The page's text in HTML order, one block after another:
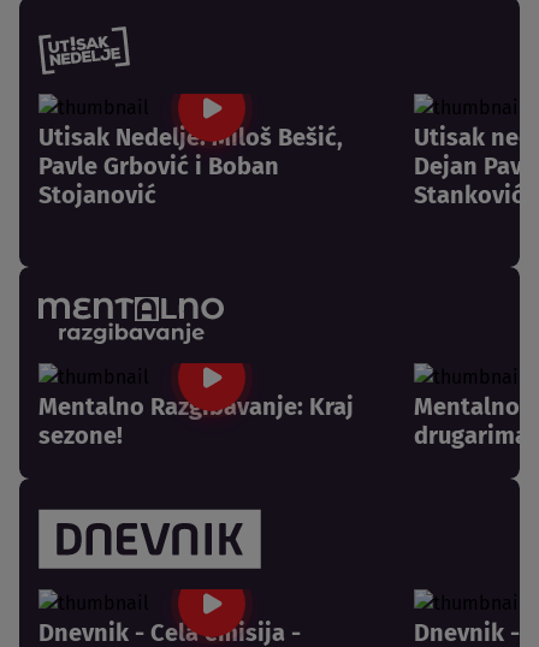
Utisak Nedelje: Miloš Bešić,
Pavle Grbović i Boban
Stojanović
Utisak
Dejan
Stanković
Mentalno Razgibavanje: Kraj
sezone!
Mentalno
drugarima
Dnevnik - Cela emisija - Dnevnik -